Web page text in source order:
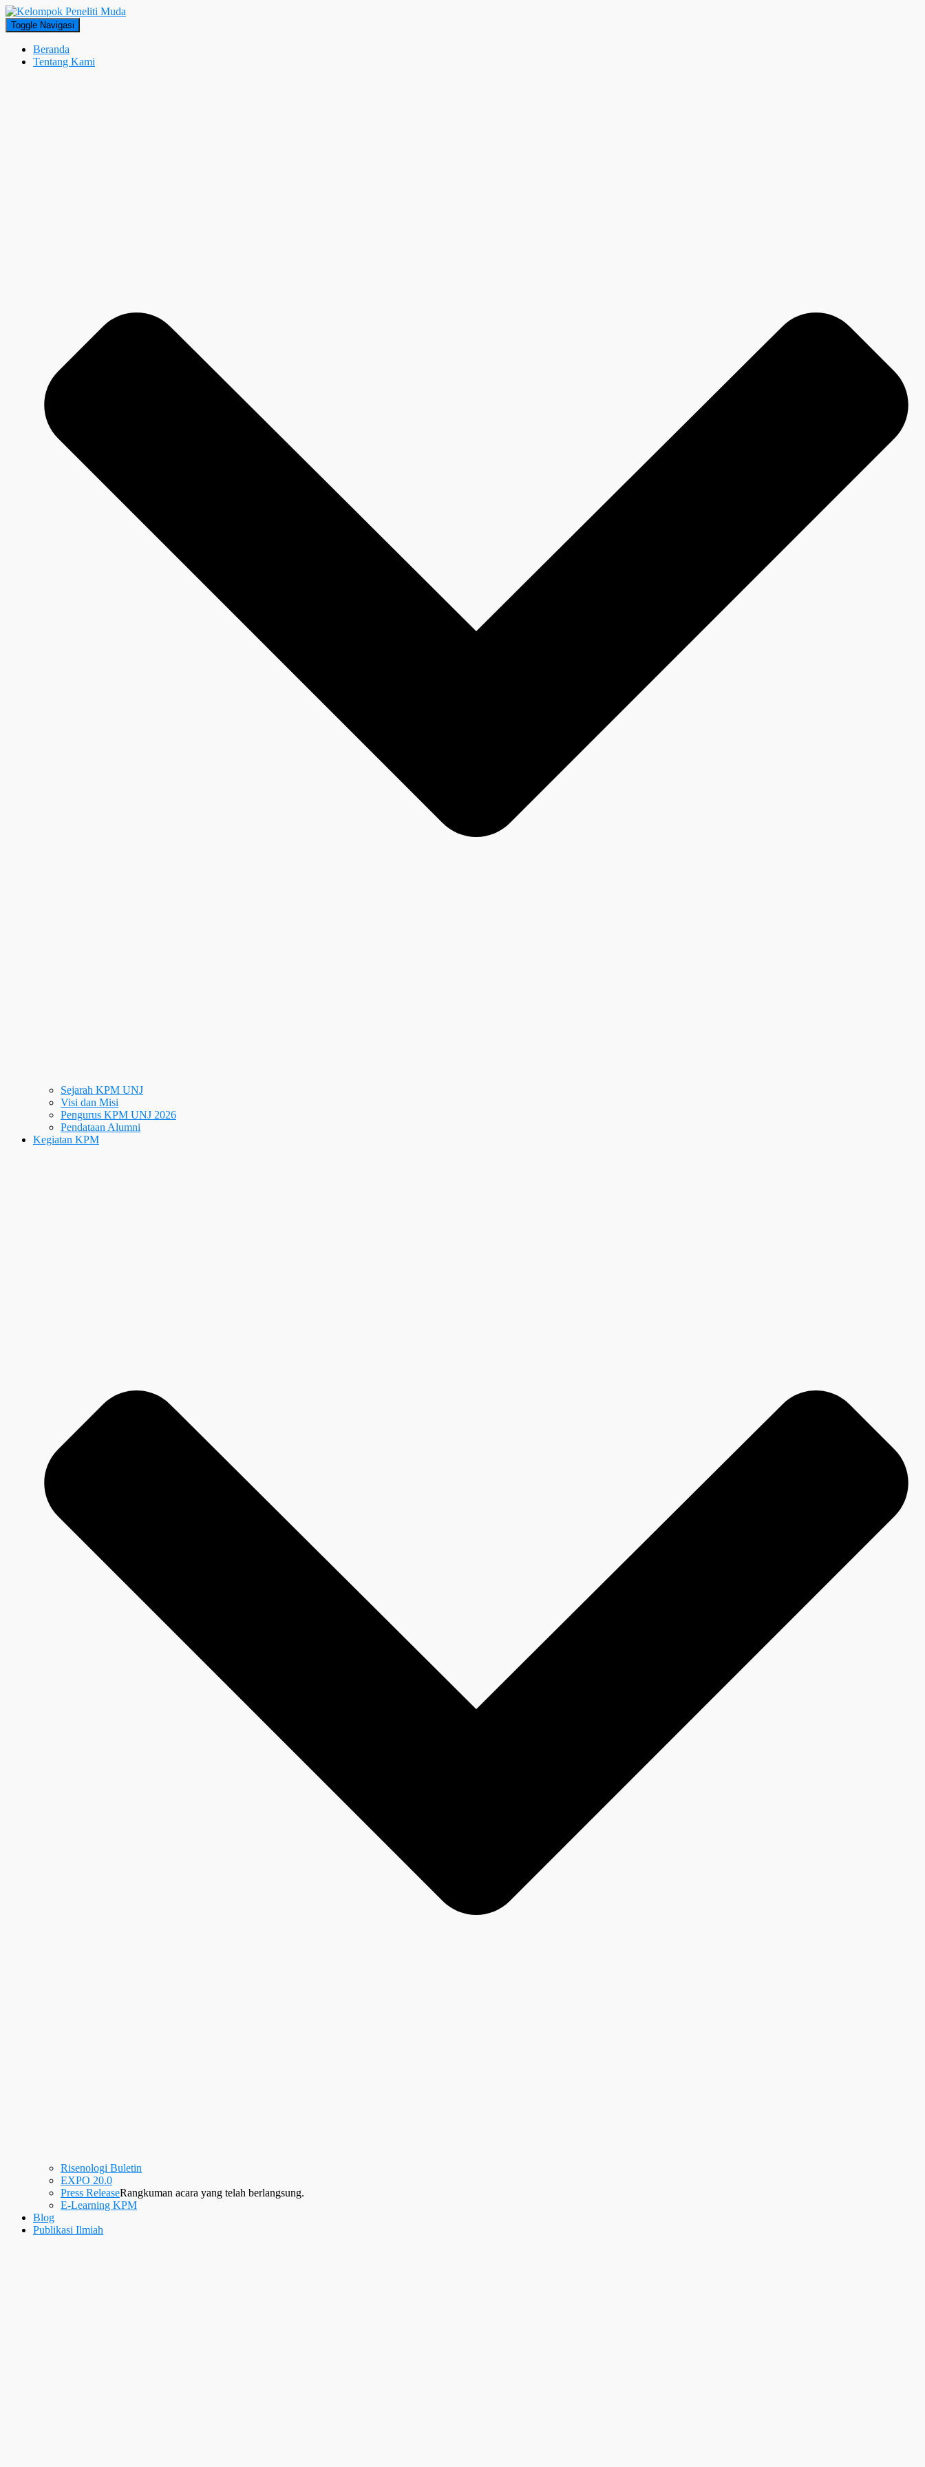
Toggle Navigasi
Beranda
Tentang Kami
Sejarah KPM UNJ
Visi dan Misi
Pengurus KPM UNJ 2026
Pendataan Alumni
Kegiatan KPM
Risenologi Buletin
EXPO 20.0
Press ReleaseRangkuman acara yang telah berlangsung.
E-Learning KPM
Blog
Publikasi Ilmiah